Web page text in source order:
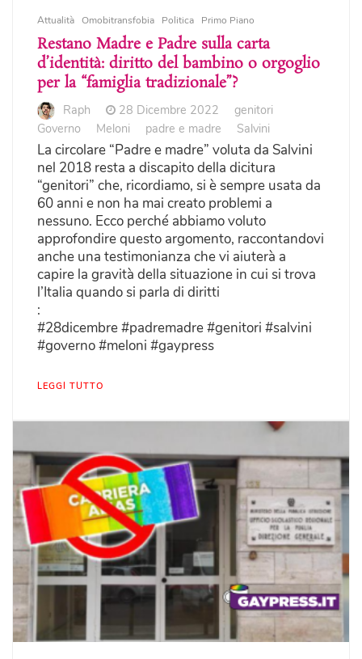
Attualità Omobitransfobia Politica Primo Piano
Restano Madre e Padre sulla carta
d’identità: diritto del bambino o orgoglio
per la “famiglia tradizionale”?
Raph 28 Dicembre 2022
genitori
Governo
Meloni padre e madre Salvini
La circolare “Padre e madre” voluta da Salvini
nel 2018 resta a discapito della dicitura
“genitori” che, ricordiamo, si è sempre usata da
60 anni e non ha mai creato problemi a
nessuno. Ecco perché abbiamo voluto
approfondire questo argomento, raccontandovi
anche una testimonianza che vi aiuterà a
capire la gravità della situazione in cui si trova
l’Italia quando si parla di diritti
:
#28dicembre #padremadre #genitori #salvini
#governo #meloni #gaypress
LEGGI TUTTO